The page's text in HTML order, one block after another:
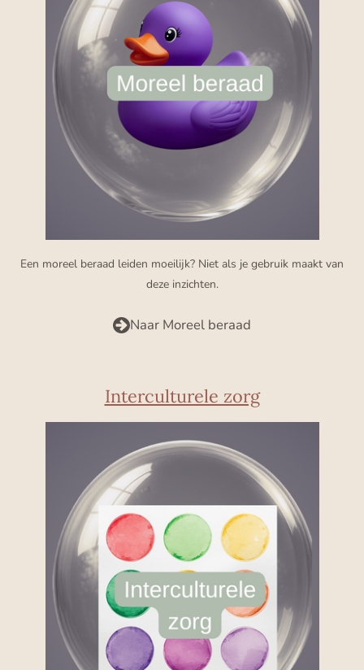
Een moreel beraad leiden moeilijk? Niet als je gebruik maakt van
deze inzichten.
Naar Moreel beraad
Interculturele zorg